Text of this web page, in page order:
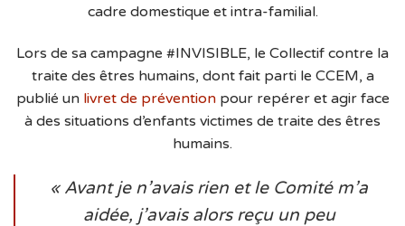
cadre domestique et intra-familial.
Lors de sa campagne #INVISIBLE, le Collectif contre la
traite des êtres humains, dont fait parti le CCEM, a
publié un livret de préventionpour repérer et agir face
à des situations d’enfants victimes de traite des êtres
humains.
« Avant je n’avais rien et le Comité m’a
aidée, j’avais alors reçu un peu